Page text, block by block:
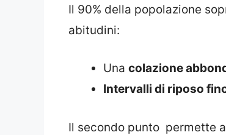
Il 90% della popolazione
abitudini:
Una colazione
Intervalli di riposo
Il secondo punto permette